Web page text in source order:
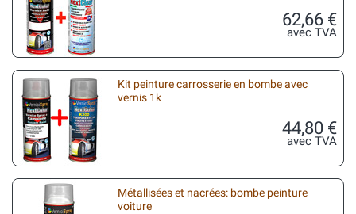
62,66 €
avec TVA
Kit peinture carrosserie en bombe avec
vernis 1k
44,80 €
avec TVA
Métallisées et nacrées: bombe peinture
voiture